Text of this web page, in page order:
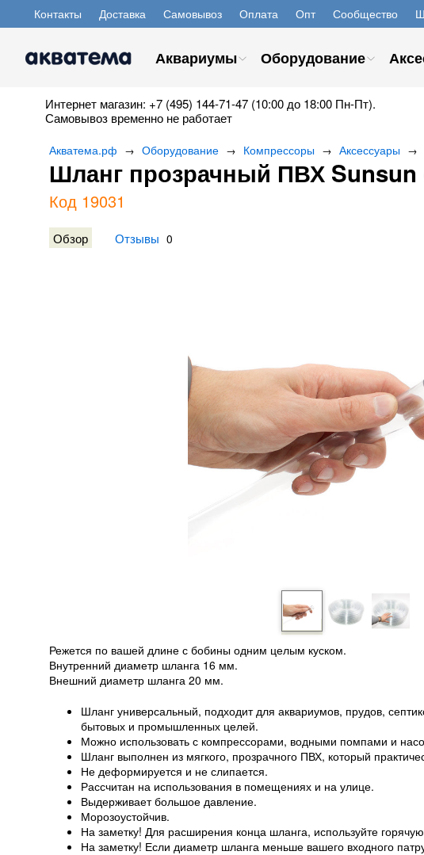
Контакты Доставка Самовывоз Оплата Опт Сообщество
Аквариумы Оборудование
Интернет магазин: +7 (495) 144-71-47 (10:00 до 18:00 Пн-Пт).
Самовывоз временно не работает
Акватема.рф → Оборудование → Компрессоры → Аксессуары →
Шланг прозрачный ПВХ
Код 19031
Обзор Отзывы 0
Режется по вашей длине с бобины одним целым куском.
Внутренний диаметр шланга 16 мм.
Внешний диаметр шланга 20 мм.
Шланг универсальный, подходит для аквариумов, прудов,
бытовых и промышленных целей.
Можно использовать с компрессорами, водными помпами и
Шланг выполнен из мягкого, прозрачного ПВХ, который
Не деформируется и не слипается.
Рассчитан на использования в помещениях и на улице.
Выдерживает большое давление.
Морозоустойчив.
На заметку! Для расширения конца шланга, используйте
На заметку! Если диаметр шланга меньше вашего входного